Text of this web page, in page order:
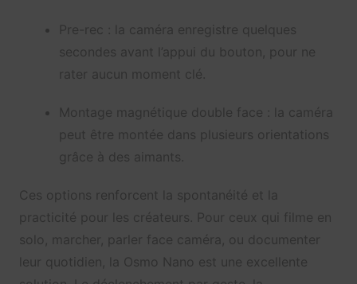
Pre-rec : la caméra enregistre quelques
secondes avant l’appui du bouton, pour ne
rater aucun moment clé.
Montage magnétique double face : la caméra
peut être montée dans plusieurs orientations
grâce à des aimants.
Ces options renforcent la spontanéité et la
practicité pour les créateurs. Pour ceux qui filme en
solo, marcher, parler face caméra, ou documenter
leur quotidien, la Osmo Nano est une excellente